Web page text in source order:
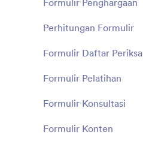
Formulir Penghargaan
Perhitungan Formulir
Formulir Daftar Periksa
Formulir Pelatihan
Formulir Konsultasi
Formulir Konten